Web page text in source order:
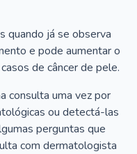
quando já se observa
e pode aumentar o
de câncer de pele.
consulta uma vez por
ou detectá-las
perguntas que
com dermatologista